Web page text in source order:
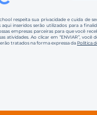
respeita sua privacidade e cuida de
aqui inseridos serão utilizados para a
empresas parceiras para que você
atividades. Ao clicar em “ENVIAR”,
tratados na forma expressa da Política